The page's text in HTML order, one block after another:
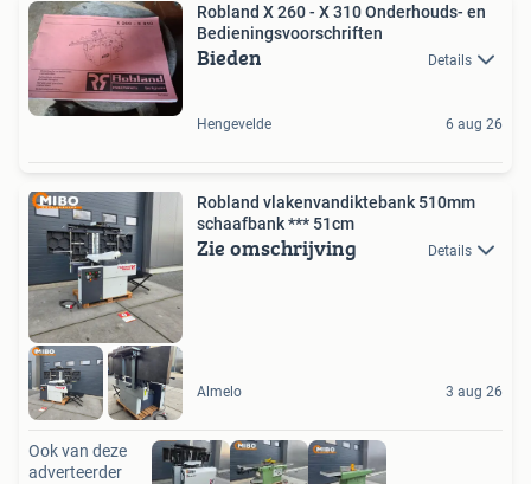
Robland X 260 - X 310 Onderhouds- en
Bedieningsvoorschriften
Bieden Details
Hengevelde 6 aug 26
Robland vlakenvandiktebank 510mm
schaafbank *** 51cm
Zie omschrijving Details
Almelo 3 aug 26
Ook van deze
adverteerder